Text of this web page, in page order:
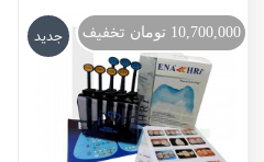
جدید 10,700,000 تومان تخفیف